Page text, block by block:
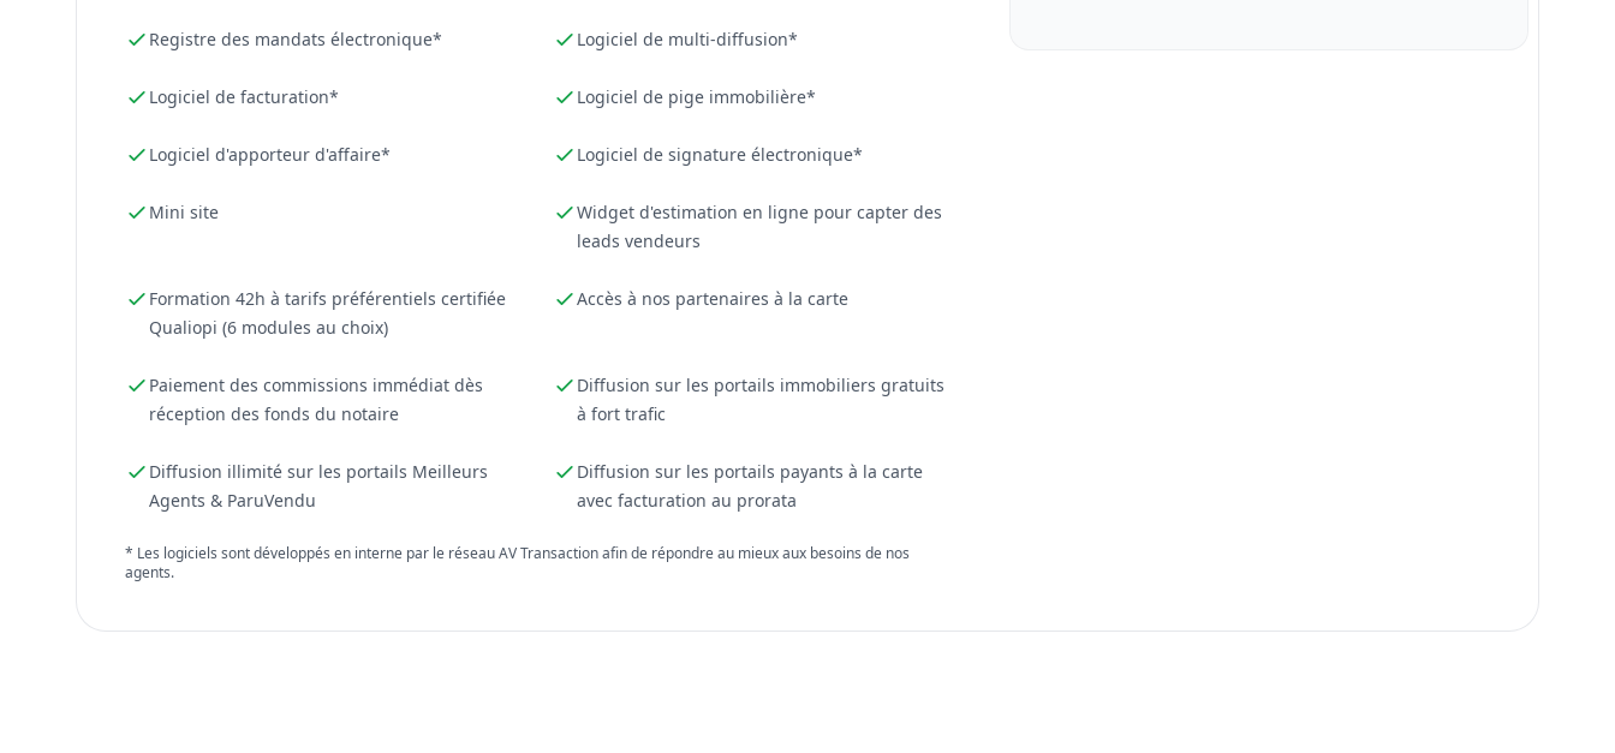
Registre des mandats électronique* Logiciel de multi-diffusion*
Logiciel de facturation* Logiciel de pige immobilière*
Logiciel d'apporteur d'affaire* Logiciel de signature électronique*
Mini site
Widget d'estimation en ligne pour capter des
leads vendeurs
Formation 42h à tarifs préférentiels certifiée
Qualiopi (6 modules au choix)
Accès à nos partenaires à la carte
Paiement des commissions immédiat dès
réception des fonds du notaire
Diffusion sur les portails immobiliers gratuits
à fort trafic
Diffusion illimité sur les portails Meilleurs
Agents & ParuVendu
Diffusion sur les portails payants à la carte
avec facturation au prorata
* Les logiciels sont développés en interne par le réseau AV Transaction afin de répondre au mieux aux besoins de nos
agents.